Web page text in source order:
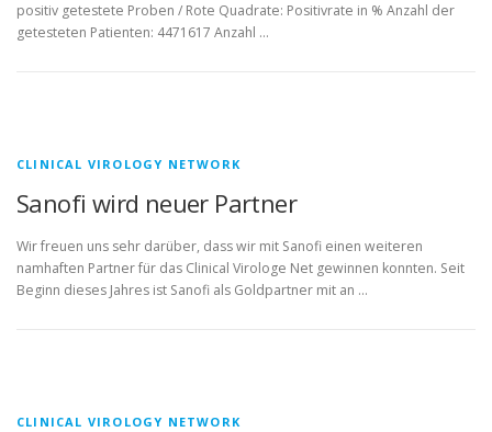
positiv getestete Proben / Rote Quadrate: Positivrate in % Anzahl der
getesteten Patienten: 4471617 Anzahl …
CLINICAL VIROLOGY NETWORK
Sanofi wird neuer Partner
Wir freuen uns sehr darüber, dass wir mit Sanofi einen weiteren
namhaften Partner für das Clinical Virologe Net gewinnen konnten. Seit
Beginn dieses Jahres ist Sanofi als Goldpartner mit an …
CLINICAL VIROLOGY NETWORK